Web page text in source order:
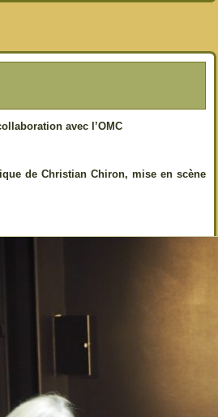
avec l’OMC
de Christian Chiron, mise en scène